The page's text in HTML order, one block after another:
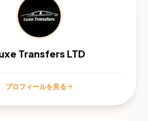
Transfers LTD
プロフィールを見るarrow_forward